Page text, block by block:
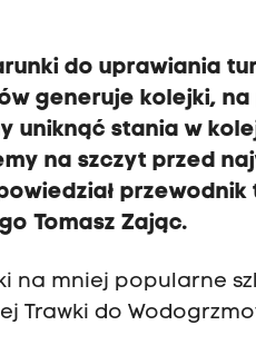
do uprawiania
generuje kolejki,
uniknąć stania w
na szczyt przed
Tomasz Zając.
na mniej popularne
Trawki do